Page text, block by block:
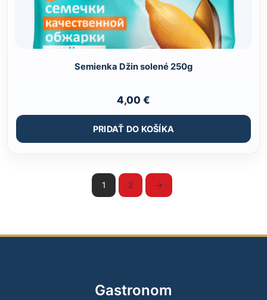
Semienka Džin solené 250g
4,00 €
PRIDAŤ DO KOŠÍKA
1 2 →
Gastronom